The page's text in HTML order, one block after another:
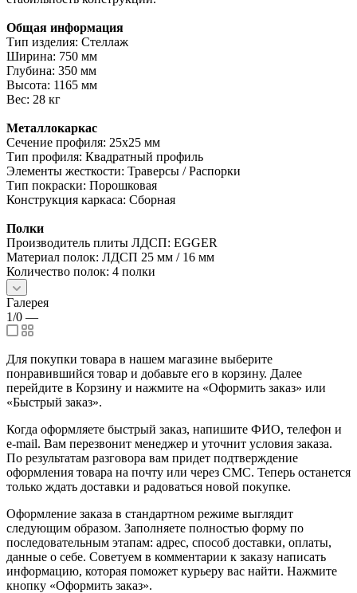
Общая информация
Тип изделия: Стеллаж
Ширина: 750 мм
Глубина: 350 мм
Высота: 1165 мм
Вес: 28 кг
Металлокаркас
Сечение профиля: 25х25 мм
Тип профиля: Квадратный профиль
Элементы жесткости: Траверсы / Распорки
Тип покраски: Порошковая
Конструкция каркаса: Сборная
Полки
Производитель плиты ЛДСП: EGGER
Материал полок: ЛДСП 25 мм / 16 мм
Количество полок: 4 полки
Галерея
1/0 —
Для покупки товара в нашем магазине выберите
понравившийся товар и добавьте его в корзину. Далее
перейдите в Корзину и нажмите на «Оформить заказ» или
«Быстрый заказ».
Когда оформляете быстрый заказ, напишите ФИО, телефон и
e-mail. Вам перезвонит менеджер и уточнит условия заказа.
По результатам разговора вам придет подтверждение
оформления товара на почту или через СМС. Теперь останется
только ждать доставки и радоваться новой покупке.
Оформление заказа в стандартном режиме выглядит
следующим образом. Заполняете полностью форму по
последовательным этапам: адрес, способ доставки, оплаты,
данные о себе. Советуем в комментарии к заказу написать
информацию, которая поможет курьеру вас найти. Нажмите
кнопку «Оформить заказ».